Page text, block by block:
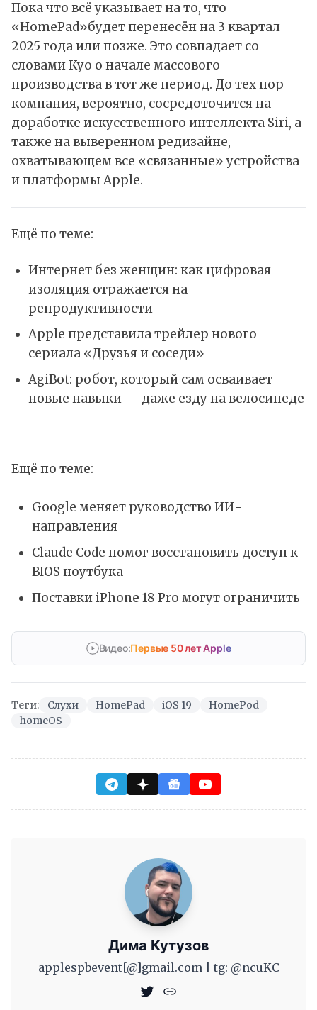
Пока что всё указывает на то, что
«HomePad»будет перенесён на 3 квартал
2025 года или позже. Это совпадает со
словами Куо о начале массового
производства в тот же период. До тех пор
компания, вероятно, сосредоточится на
доработке искусственного интеллекта Siri, а
также на выверенном редизайне,
охватывающем все «связанные» устройства
и платформы Apple.
Ещё по теме:
Интернет без женщин: как цифровая
изоляция отражается на
репродуктивности
Apple представила трейлер нового
сериала «Друзья и соседи»
AgiBot: робот, который сам осваивает
новые навыки — даже езду на велосипеде
Ещё по теме:
Google меняет руководство ИИ-
направления
Claude Code помог восстановить доступ к
BIOS ноутбука
Поставки iPhone 18 Pro могут ограничить
Видео:Первые 50 лет Apple
Теги: Слухи HomePad iOS 19
HomePod
homeOS
Дима Кутузов
applespbevent[@]gmail.com | tg: @ncuKC